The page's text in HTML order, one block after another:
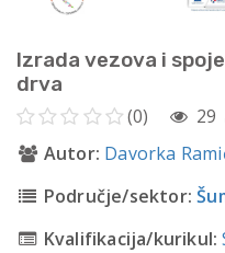
Izrada vezova i
drva
(0) 29
Autor: Davorka
Područje/sektor:
Kvalifikacija/kurikul: